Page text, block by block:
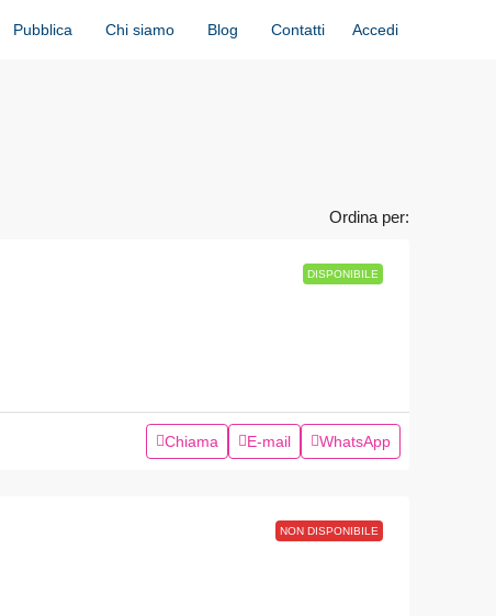
Pubblica Chi siamo Blog Contatti Accedi
Ordina per:
DISPONIBILE
Chiama E-mail WhatsApp
NON DISPONIBILE